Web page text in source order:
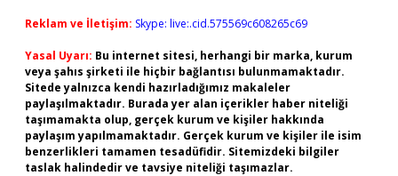
Reklam ve İletişim: Skype: live:.cid.575569c608265c69
Yasal Uyarı: Bu internet sitesi, herhangi bir marka, kurum
veya şahıs şirketi ile hiçbir bağlantısı bulunmamaktadır.
Sitede yalnızca kendi hazırladığımız makaleler
paylaşılmaktadır. Burada yer alan içerikler haber niteliği
taşımamakta olup, gerçek kurum ve kişiler hakkında
paylaşım yapılmamaktadır. Gerçek kurum ve kişiler ile isim
benzerlikleri tamamen tesadüfidir. Sitemizdeki bilgiler
taslak halindedir ve tavsiye niteliği taşımazlar.